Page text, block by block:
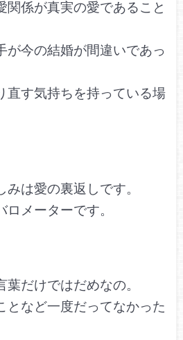
関係が真実の愛であること
が今の結婚が間違いであっ
直す気持ちを持っている場
は愛の裏返しです。
メーターです。
だけではだめなの。
となど一度だってなかった